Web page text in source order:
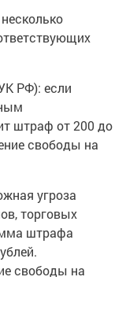
РФ): если
штраф от 200 до
свободы на
угроза
торговых
штрафа
свободы на